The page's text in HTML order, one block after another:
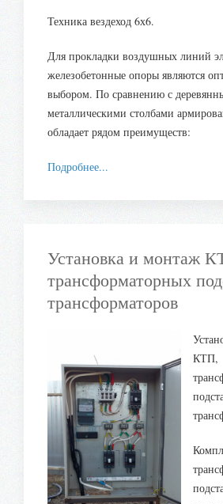
Техника вездеход 6х6.
Для прокладки воздушных линий
железобетонные опоры являются
выбором. По сравнению с
металлическими столбами
обладает рядом преимуществ:
Подробнее...
Установка и монтаж
трансформаторных
трансформаторов
КТП,